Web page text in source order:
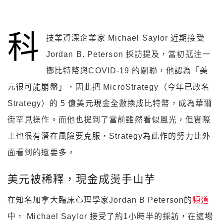
科
技業資深企業家 Michael Saylor 近期接受
Jordan B. Peterson 採訪提及，當初孤注一
擲比特幣與COVID-19 的關聯，他認為「美
元很可能崩盤」，因此把 MicroStrategy（今年已改名
Strategy）的 5 億美元現金全數換成比特幣，成為華爾
街罕見操作。而他也提到了當前雖然看似風光，但實際
上也很有潛在風險要克服，Strategy為此作的努力比外
面看到的還要多。
美元被稀釋，現金成燙手山芋
在知名加拿大臨床心理學家Jordan B Peterson的頻道
中， Michael Saylor 接受了約1小時半的採訪，在這場